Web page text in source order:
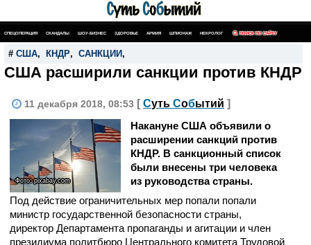
СПЕЦОПЕРАЦИЯ СКАНДАЛЫ ШОУ-БИЗНЕС ЗДОРОВЬЕ АРМИЯ ШПИОНАЖ НЕКРОЛОГ ПОИСК ПО САЙТУ
# США, КНДР, САНКЦИИ ,
США расширили санкции против КНДР
11 декабря 2018, 08:53 [ Суть Событий ]
Фото: pixabay.com
Накануне США объявили о
расширении санкций против
КНДР. В санкционный список
были внесены три человека
из руководства страны.
Под действие ограничительных мер попали попали
министр государственной безопасности страны,
директор Департамента пропаганды и агитации и член
президиума политбюро Центрального комитета Трудовой